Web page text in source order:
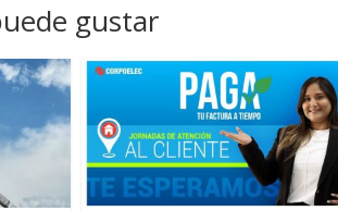
gustar